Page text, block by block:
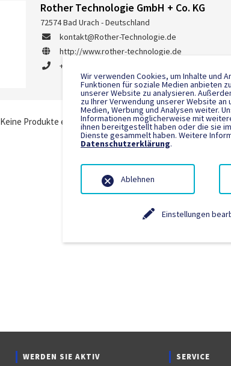
Rother Technologie GmbH + Co. KG
72574 Bad Urach - Deutschland
kontakt@Rother-Technologie.de
http://www.rother-technologie.de
+49-(0)7125-407 905
Keine Produkte eingetragen.
WERDEN SIE AKTIV SERVICE
Wir verwenden Cookies, um Inhalte und
Funktionen für soziale Medien anbieten
unserer Website zu analysieren.
zu Ihrer Verwendung unserer Website
Medien, Werbung und Analysen weiter.
Informationen möglicherweise mit
ihnen bereitgestellt haben oder die sie
Dienste gesammelt haben. Weitere
Datenschutzerklärung.
Einstellungen
Ablehnen